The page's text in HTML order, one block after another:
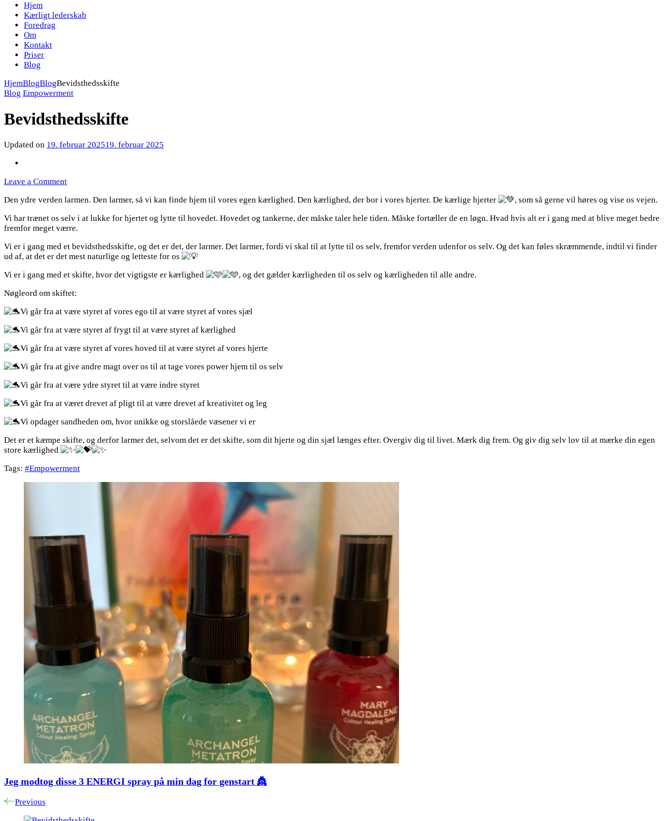
Hjem
Kærligt lederskab
Foredrag
Om
Kontakt
Priser
Blog
HjemBlogBlogBevidsthedsskifte
Blog Empowerment
Bevidsthedsskifte
Updated on 19. februar 202519. februar 2025
Leave a Commenton
Den ydre verden larmen. Den larmer, så vi kan finde hjem til vores egen kærlighed. Den kærlighed, der bor i vores hjerter. De kærlige hjerter
, som så gerne vil høres og vise os vejen.
Vi har trænet os selv i at lukke for hjertet og lytte til hovedet. Hovedet og tankerne, der måske taler hele tiden. Måske fortæller de en løgn. Hvad hvis alt er i gang med at blive meget bedre
fremfor meget værre.
Vi er i gang med et bevidsthedsskifte, og det er det, der larmer. Det larmer, fordi vi skal til at lytte til os selv, fremfor verden udenfor os selv. Og det kan føles skræmmende, indtil vi finder
ud af, at det er det mest naturlige og letteste for os
Vi er i gang med et skifte, hvor det vigtigste er kærlighed
, og det gælder kærligheden til os selv og kærligheden til alle andre.
Nøgleord om skiftet:
Vi går fra at være styret af vores ego til at være styret af vores sjæl
Vi går fra at være styret af frygt til at være styret af kærlighed
Vi går fra at være styret af vores hoved til at være styret af vores hjerte
Vi går fra at give andre magt over os til at tage vores power hjem til os selv
Vi går fra at være ydre styret til at være indre styret
Vi går fra at været drevet af pligt til at være drevet af kreativitet og leg
Vi opdager sandheden om, hvor unikke og storslåede væsener vi er
Det er et kæmpe skifte, og derfor larmer det, selvom det er det skifte, som dit hjerte og din sjæl længes efter. Overgiv dig til livet. Mærk dig frem. Og giv dig selv lov til at mærke din egen
store kærlighed
Tags: #Empowerment
Jeg modtog disse 3 ENERGI spray på min dag for genstart 👸
Previous